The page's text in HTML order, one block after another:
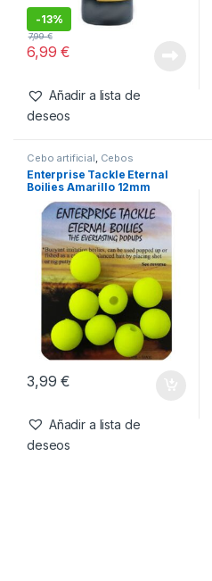
-13%
6,99€
7,99€
Añadir a lista de
deseos
Cebo artificial Cebos
Enterprise Tackle Eternal
Boilies Amarillo 12mm
3,99€
Añadir a lista de
deseos